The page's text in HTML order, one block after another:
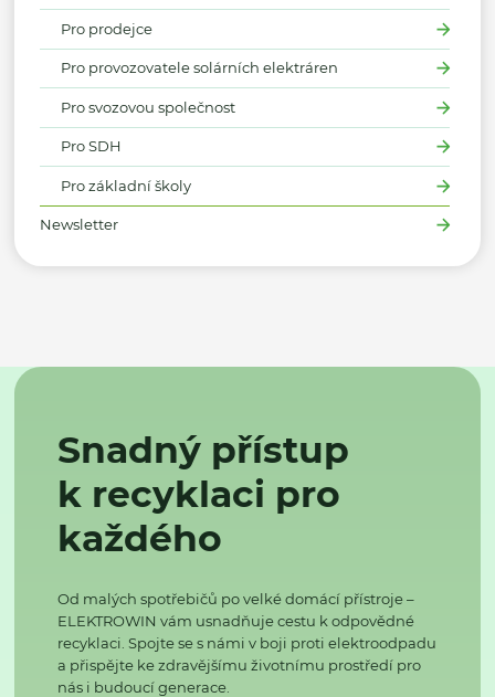
Pro prodejce
Pro provozovatele solárních elektráren
Pro svozovou společnost
Pro SDH
Pro základní školy
Newsletter
Snadný přístup
k recyklaci pro
každého
Od malých spotřebičů po velké domácí přístroje –
ELEKTROWIN vám usnadňuje cestu k odpovědné
recyklaci. Spojte se s námi v boji proti elektroodpadu
a přispějte ke zdravějšímu životnímu prostředí pro
nás i budoucí generace.